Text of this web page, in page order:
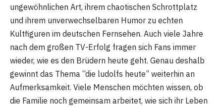
ungewöhnlichen Art, ihrem chaotischen Schrottplatz
und ihrem unverwechselbaren Humor zu echten
Kultfiguren im deutschen Fernsehen. Auch viele Jahre
nach dem großen TV-Erfolg fragen sich Fans immer
wieder, wie es den Brüdern heute geht. Genau deshalb
gewinnt das Thema “die ludolfs heute” weiterhin an
Aufmerksamkeit. Viele Menschen möchten wissen, ob
die Familie noch gemeinsam arbeitet, wie sich ihr Leben